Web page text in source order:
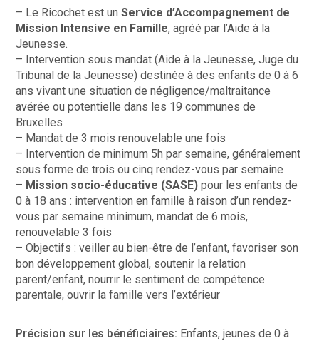
– Le Ricochet est unService d’Accompagnement de
Mission Intensive en Famille, agréé par l’Aide à la
Jeunesse.
– Intervention sous mandat (Aide à la Jeunesse, Juge du
Tribunal de la Jeunesse) destinée à des enfants de 0 à 6
ans vivant une situation de négligence/maltraitance
avérée ou potentielle dans les 19 communes de
Bruxelles
– Mandat de 3 mois renouvelable une fois
– Intervention de minimum 5h par semaine, généralement
sous forme de trois ou cinq rendez-vous par semaine
– Mission socio-éducative (SASE) pour les enfants de
0 à 18 ans : intervention en famille à raison d’un rendez-
vous par semaine minimum, mandat de 6 mois,
renouvelable 3 fois
– Objectifs : veiller au bien-être de l’enfant, favoriser son
bon développement global, soutenir la relation
parent/enfant, nourrir le sentiment de compétence
parentale, ouvrir la famille vers l’extérieur
Précision sur les bénéficiaires: Enfants, jeunes de 0 à